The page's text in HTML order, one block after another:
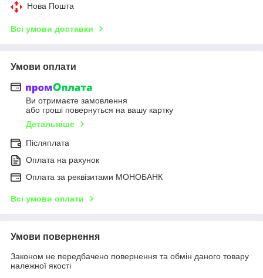
Нова Пошта
Всі умови доставки
Умови оплати
Ви отримаєте замовлення
або гроші повернуться на вашу картку
Детальніше
Післяплата
Оплата на рахунок
Оплата за реквізитами МОНОБАНК
Всі умови оплати
Умови повернення
Законом не передбачено повернення та обмін даного товару
належної якості